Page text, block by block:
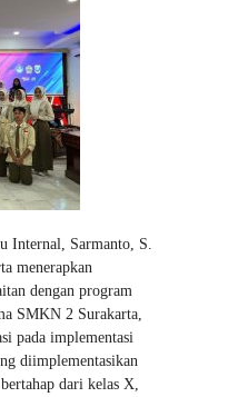
Internal, Sarmanto, S.
menerapkan
dengan program
SMKN 2 Surakarta,
pada implementasi
diimplementasikan
dari kelas X,